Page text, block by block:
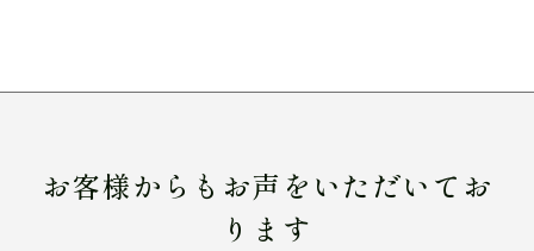
お客様からもお声をいただいてお
ります